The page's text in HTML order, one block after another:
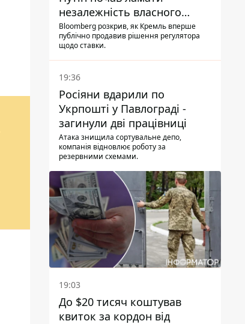
незалежність власного
Центробанку, змусивши
знизити базову ставку
Bloomberg розкрив, як Кремль вперше
публічно продавив рішення регулятора
щодо ставки.
19:36
Росіяни вдарили по
Укрпошті у Павлограді -
загинули дві працівниці
Атака знищила сортувальне депо,
компанія відновлює роботу за
резервними схемами.
19:03
До $20 тисяч коштував
квиток за кордон від